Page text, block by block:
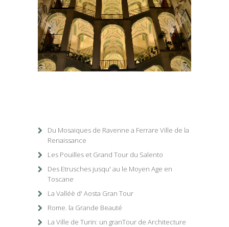
1/1
Du Mosaiques de Ravenne a Ferrare Ville de la
Renaissance
Les Pouilles et Grand Tour du Salento
Des Etrusches jusqu' au le Moyen Age en
Toscane
La Valléè d' Aosta Gran Tour
Rome. la Grande Beauté
La Ville de Turin: un granTour de Architecture